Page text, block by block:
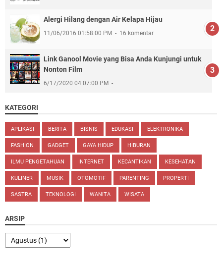
Alergi Hilang dengan Air Kelapa Hijau
11/06/2016 01:58:00 PM 16 komentar
Link Ganool Movie yang Bisa Anda Kunjungi untuk
Nonton Film
6/17/2020 04:07:00 PM
KATEGORI
APLIKASI BERITA BISNIS EDUKASI ELEKTRONIKA
FASHION GADGET GAYA HIDUP HIBURAN
ILMU PENGETAHUAN INTERNET KECANTIKAN KESEHATAN
KULINER MUSIK OTOMOTIF PARENTING PROPERTI
SASTRA TEKNOLOGI WANITA WISATA
ARSIP